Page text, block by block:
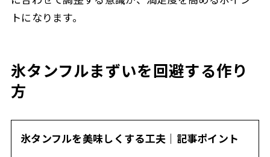
トになります。
氷タンフルまずいを回避する作り
方
氷タンフルを美味しくする工夫｜記事ポイント